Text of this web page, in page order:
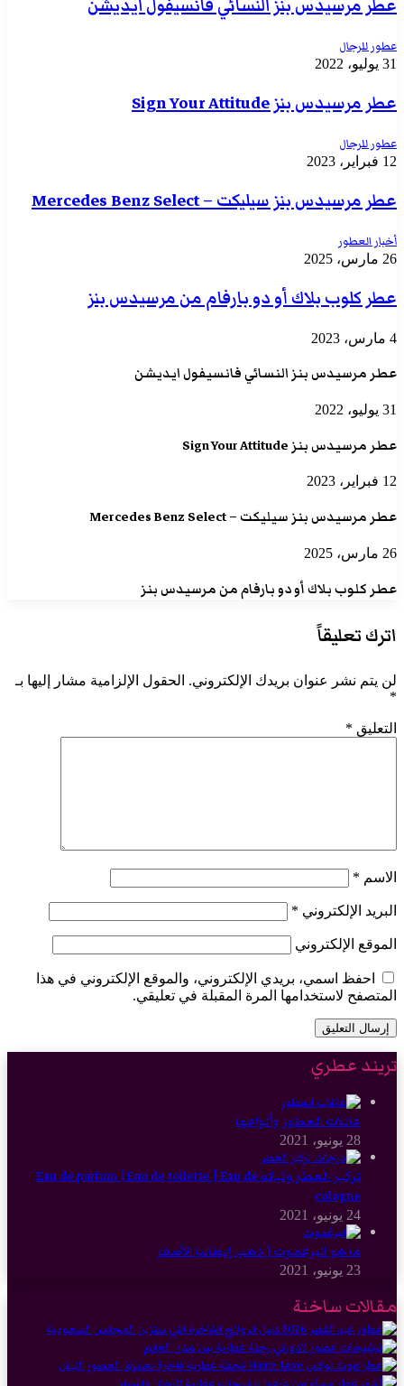
عطر مرسيدس بنز النسائي فانسيفول ايديشن
عطور للرجال
31 يوليو، 2022
عطر مرسيدس بنز Sign Your Attitude
عطور للرجال
12 فبراير، 2023
عطر مرسيدس بنز سيليكت – Mercedes Benz Select
أخبار العطور
26 مارس، 2025
عطر كلوب بلاك أو دو بارفام من مرسيدس بنز
4 مارس، 2023
عطر مرسيدس بنز النسائي فانسيفول ايديشن
31 يوليو، 2022
عطر مرسيدس بنز Sign Your Attitude
12 فبراير، 2023
عطر مرسيدس بنز سيليكت – Mercedes Benz Select
26 مارس، 2025
عطر كلوب بلاك أو دو بارفام من مرسيدس بنز
اترك تعليقاً
لن يتم نشر عنوان بريدك الإلكتروني. الحقول الإلزامية مشار إليها بـ
*
التعليق *
الاسم *
البريد الإلكتروني *
الموقع الإلكتروني
احفظ اسمي، بريدي الإلكتروني، والموقع الإلكتروني في هذا
المتصفح لاستخدامها المرة المقبلة في تعليقي.
تريند عطري
عائلات العطور وأنواعها
28 يونيو، 2021
تركيز العطر وثباته Eau de parfum | Eau de toilette | Eau de
cologne
24 يونيو، 2021
ما هو البرغموت | ذهب إيطاليا الأصفر
23 يونيو، 2021
مقالات ساخنة